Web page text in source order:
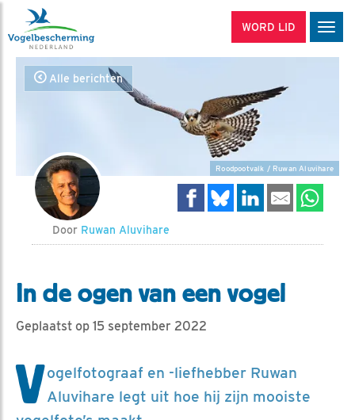
WORD LID
Alle berichten
Roodpootvalk / Ruwan Aluvihare
Door Ruwan Aluvihare
In de ogen van een vogel
Geplaatst op 15 september 2022
Vogelfotograaf en -liefhebber Ruwan
Aluvihare legt uit hoe hij zijn mooiste